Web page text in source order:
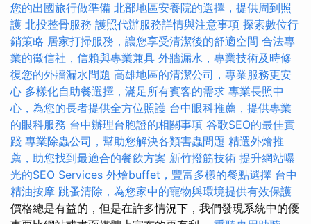
您的出國旅行做準備 北部地區安養院的選擇，提供周到照
護 北投整骨服務 護照代辦服務詳情與注意事項 探索數位行
銷策略 居家打掃服務，讓您享受清潔後的舒適空間 合法專
業的徵信社，信賴與專業兼具 外牆漏水，專業技術及時修
復您的外牆漏水問題 高雄地區的清潔公司，專業服務更安
心 多樣化自助餐選擇，滿足所有賓客的需求 專業長照中
心，為您的長者提供全方位照護 台中眼科推薦，提供專業
的眼科服務 台中辦理台胞證的相關事項 谷歌SEO的最佳實
踐 專業除蟲公司，幫助您解決各類害蟲問題 精選外燴推
薦，助您找到最適合的餐飲方案 新竹撥筋技術 提升網站曝
光的SEO Services 外燴buffet，豐富多樣的餐點選擇 台中
精油按摩 跳蚤清除，為您家中的寵物與環境提供有效保護
價格總是有益的，但是在許多情況下，我們發現系統中的優